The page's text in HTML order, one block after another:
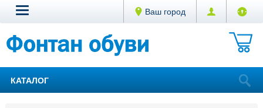
Ваш город
КАТАЛОГ